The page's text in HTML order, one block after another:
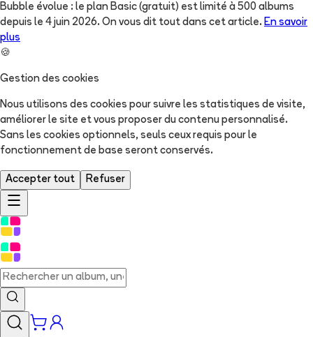
Bubble évolue : le plan Basic (gratuit) est limité à 500 albums
depuis le 4 juin 2026. On vous dit tout dans cet article. En savoir
plus
🍪
Gestion des cookies
Nous utilisons des cookies pour suivre les statistiques de visite,
améliorer le site et vous proposer du contenu personnalisé.
Sans les cookies optionnels, seuls ceux requis pour le
fonctionnement de base seront conservés.
Accepter tout Refuser